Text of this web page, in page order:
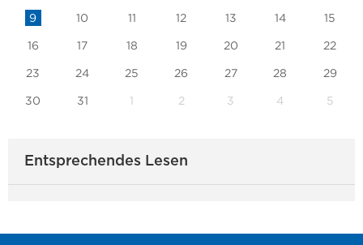
9 10 11 12 13 14 15
16 17 18 19 20 21 22
23 24 25 26 27 28 29
30 31 1 2 3 4 5
Entsprechendes Lesen